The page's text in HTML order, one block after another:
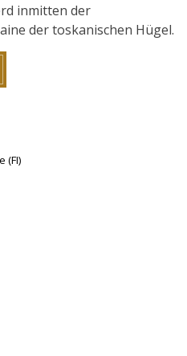
inmitten der
der toskanischen Hügel.
(FI)